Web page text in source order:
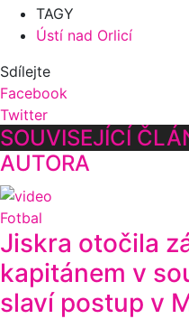
TAGY
Ústí nad Orlicí
Sdílejte
Facebook
Twitter
SOUVISEJÍCÍ
AUTORA
Fotbal
Jiskra otočila
kapitánem v
slaví postup v